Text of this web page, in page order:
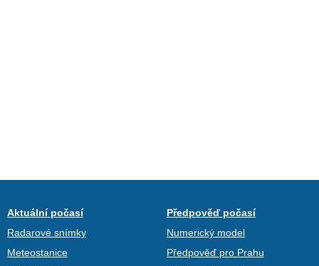
Aktuální počasí
Radarové snímky
Meteostanice
Předpověď počasí
Numerický model
Předpověď pro Prahu